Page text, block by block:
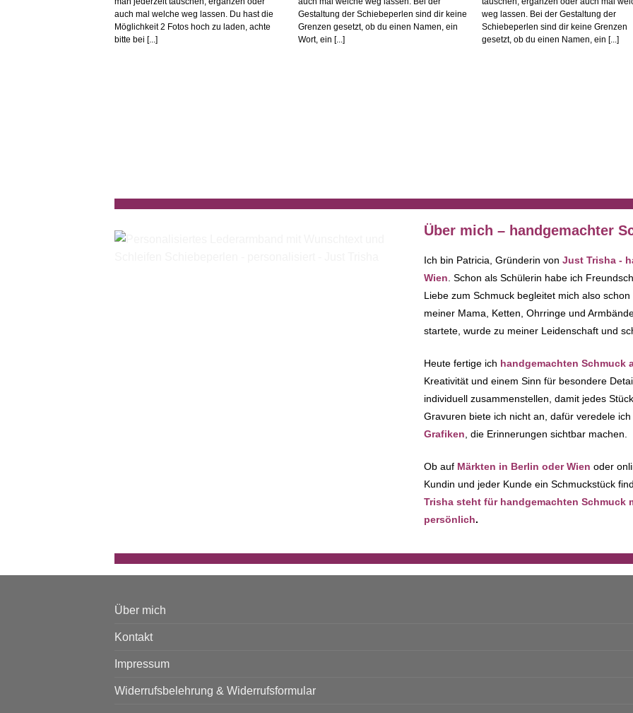
auch mal welche weg lassen. Du hast die
Möglichkeit 2 Fotos hoch zu laden, achte
bitte bei [...]
Gestaltung der Schiebeperlen sind dir keine
Grenzen gesetzt, ob du einen Namen, ein
Wort, ein [...]
weg lassen. Bei der Gestaltung der
Schiebeperlen sind dir keine Grenzen
gesetzt, ob du einen Namen, ein [...]
Über mich – handgemachter
Ich bin Patricia, Gründerin von Just Trisha -
Wien . Schon als Schülerin habe ich
Liebe zum Schmuck begleitet mich also
meiner Mama, Ketten, Ohrringe und
startete, wurde zu meiner Leidenschaft und
Heute fertige ich handgemachten Schmuck
Kreativität und einem Sinn für besondere
individuell zusammenstellen, damit jedes
Gravuren biete ich nicht an, dafür veredele
Grafiken , die Erinnerungen sichtbar machen.
Ob auf Märkten in Berlin oder Wien oder
Kundin und jeder Kunde ein Schmuckstück
Trisha steht für handgemachten Schmuck
persönlich.
Über mich
Kontakt
Impressum
Widerrufsbelehrung & Widerrufsformular